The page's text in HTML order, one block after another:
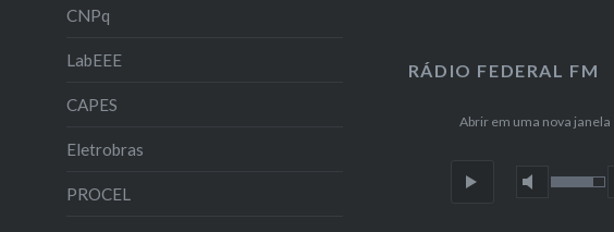
CNPq
LabEEE
CAPES
Eletrobras
PROCEL
RÁDIO FEDERAL FM
Abrir em uma nova janela